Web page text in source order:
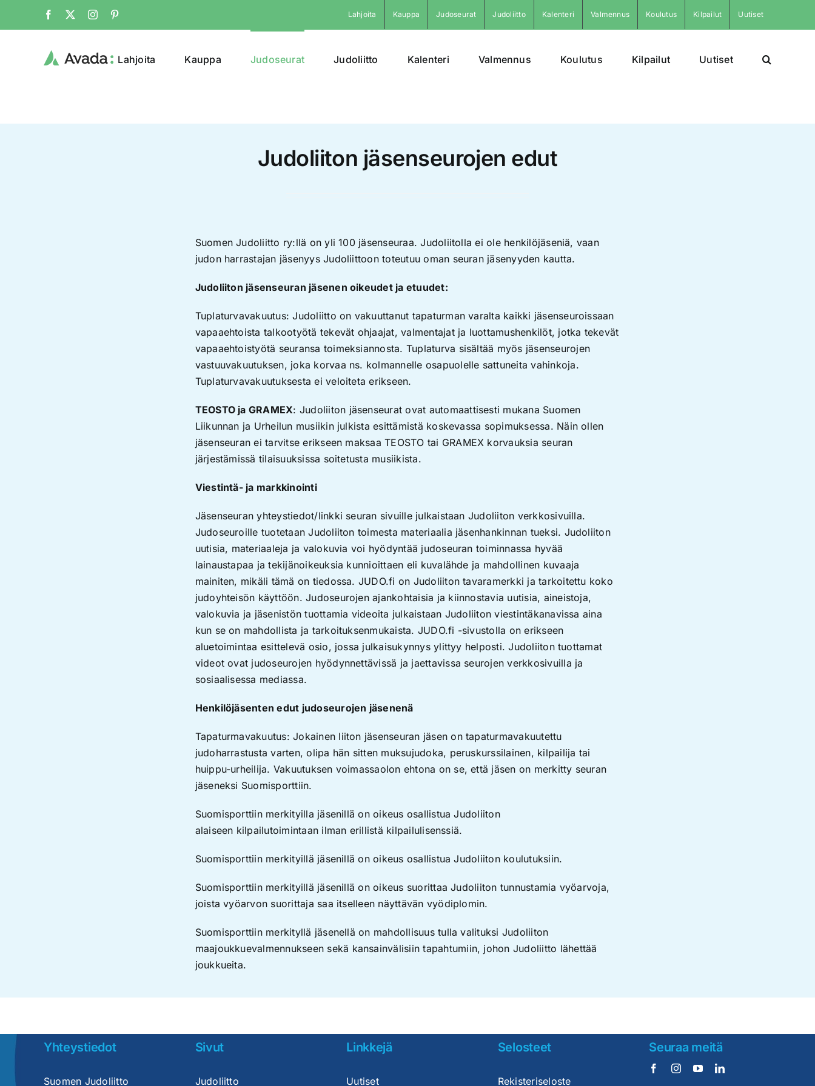
Facebook Instagram Lahjoita Kauppa Judoseurat Judoliitto Kalenteri Valmennus Koulutus Kilpailut Uutiset
Lahjoita Kauppa Judoseurat Judoliitto Kalenteri Valmennus Koulutus Kilpailut Uutiset
Judoliiton jäsenseurojen edut
Suomen Judoliitto ry:llä on yli 100 jäsenseuraa. Judoliitolla ei ole henkilöjäseniä, vaan
judon harrastajan jäsenyys Judoliittoon toteutuu oman seuran jäsenyyden kautta.
Judoliiton jäsenseuran jäsenen oikeudet ja etuudet:
Tuplaturvavakuutus: Judoliitto on vakuuttanut tapaturman varalta kaikki jäsenseuroissaan
vapaaehtoista talkootyötä tekevät ohjaajat, valmentajat ja luottamushenkilöt, jotka tekevät
vapaaehtoistyötä seuransa toimeksiannosta. Tuplaturva sisältää myös jäsenseurojen
vastuuvakuutuksen, joka korvaa ns. kolmannelle osapuolelle sattuneita vahinkoja.
Tuplaturvavakuutuksesta ei veloiteta erikseen.
TEOSTO ja GRAMEX: Judoliiton jäsenseurat ovat automaattisesti mukana Suomen
Liikunnan ja Urheilun musiikin julkista esittämistä koskevassa sopimuksessa. Näin ollen
jäsenseuran ei tarvitse erikseen maksaa TEOSTO tai GRAMEX korvauksia seuran
järjestämissä tilaisuuksissa soitetusta musiikista.
Viestintä- ja markkinointi
Jäsenseuran yhteystiedot/linkki seuran sivuille julkaistaan Judoliiton verkkosivuilla.
Judoseuroille tuotetaan Judoliiton toimesta materiaalia jäsenhankinnan tueksi. Judoliiton
uutisia, materiaaleja ja valokuvia voi hyödyntää judoseuran toiminnassa hyvää
lainaustapaa ja tekijänoikeuksia kunnioittaen eli kuvalähde ja mahdollinen kuvaaja
mainiten, mikäli tämä on tiedossa. JUDO.fi on Judoliiton tavaramerkki ja tarkoitettu koko
judoyhteisön käyttöön. Judoseurojen ajankohtaisia ja kiinnostavia uutisia, aineistoja,
valokuvia ja jäsenistön tuottamia videoita julkaistaan Judoliiton viestintäkanavissa aina
kun se on mahdollista ja tarkoituksenmukaista. JUDO.fi -sivustolla on erikseen
aluetoimintaa esittelevä osio, jossa julkaisukynnys ylittyy helposti. Judoliiton tuottamat
videot ovat judoseurojen hyödynnettävissä ja jaettavissa seurojen verkkosivuilla ja
sosiaalisessa mediassa.
Henkilöjäsenten edut judoseurojen jäsenenä
Tapaturmavakuutus: Jokainen liiton jäsenseuran jäsen on tapaturmavakuutettu
judoharrastusta varten, olipa hän sitten muksujudoka, peruskurssilainen, kilpailija tai
huippu-urheilija. Vakuutuksen voimassaolon ehtona on se, että jäsen on merkitty seuran
jäseneksi Suomisporttiin.
Suomisporttiin merkityilla jäsenillä on oikeus osallistua Judoliiton
alaiseen kilpailutoimintaan ilman erillistä kilpailulisenssiä.
Suomisporttiin merkityillä jäsenillä on oikeus osallistua Judoliiton koulutuksiin.
Suomisporttiin merkityillä jäsenillä on oikeus suorittaa Judoliiton tunnustamia vyöarvoja,
joista vyöarvon suorittaja saa itselleen näyttävän vyödiplomin.
Suomisporttiin merkityllä jäsenellä on mahdollisuus tulla valituksi Judoliiton
maajoukkuevalmennukseen sekä kansainvälisiin tapahtumiin, johon Judoliitto lähettää
joukkueita.
Yhteystiedot
Suomen Judoliitto
Sivut
Judoliitto
Linkkejä
Uutiset
Selosteet
Rekisteriseloste
Seuraa meitä